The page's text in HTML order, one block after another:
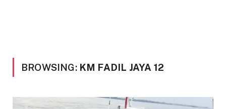
BROWSING: KM FADIL JAYA 12